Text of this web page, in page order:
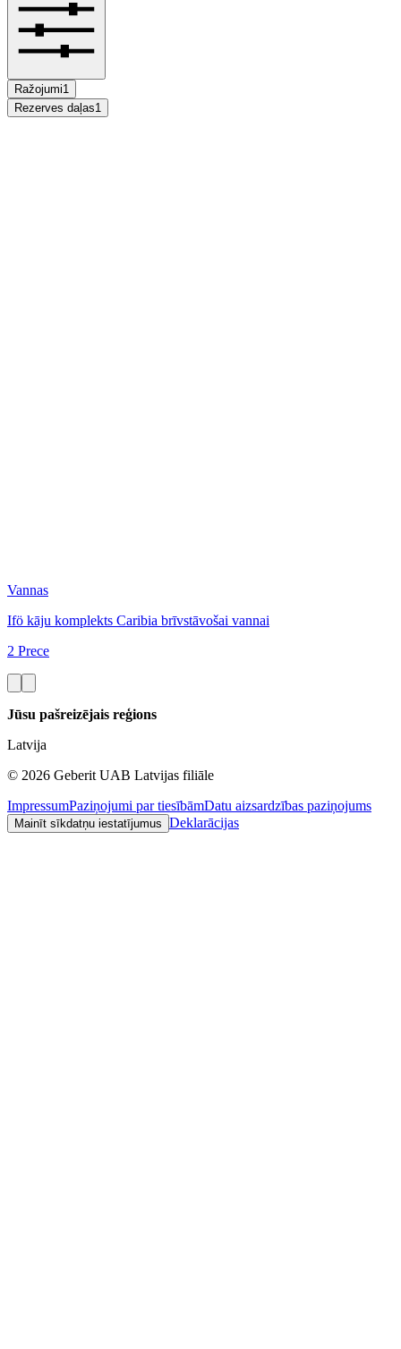
Ražojumi1
Rezerves daļas1
Vannas
Ifö kāju komplekts Caribia brīvstāvošai vannai
2 Prece
Jūsu pašreizējais reģions
Latvija
© 2026 Geberit UAB Latvijas filiāle
ImpressumPaziņojumi par tiesībāmDatu aizsardzības paziņojums
Mainīt sīkdatņu iestatījumus Deklarācijas